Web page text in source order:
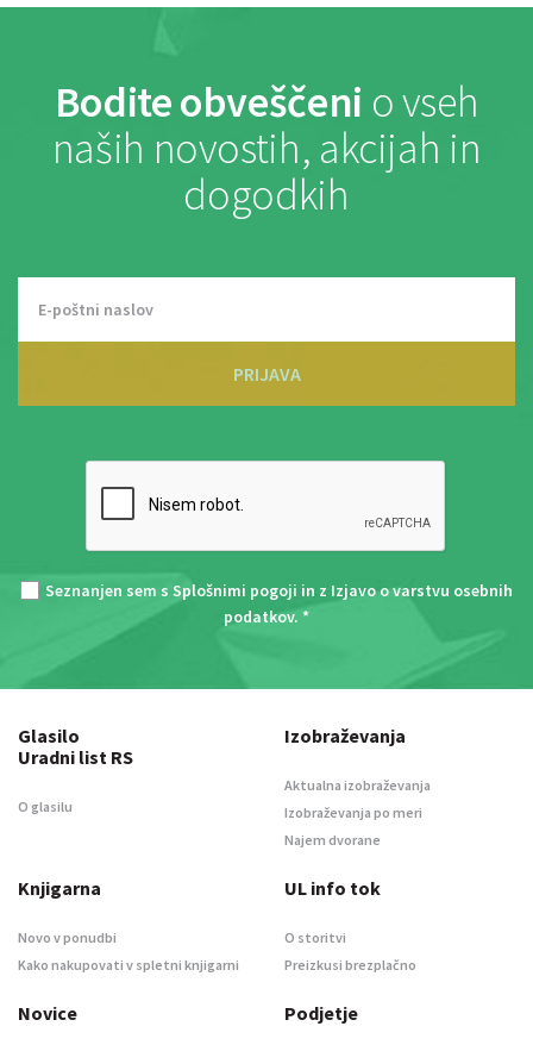
Bodite obveščeni o vseh
naših novostih, akcijah in
dogodkih
PRIJAVA
Seznanjen sem s Splošnimi pogoji in z Izjavo o varstvu osebnih
podatkov. *
Glasilo
Uradni list RS
O glasilu
Izobraževanja
Aktualna izobraževanja
Izobraževanja po meri
Najem dvorane
Knjigarna
Novo v ponudbi
Kako nakupovati v spletni knjigarni
UL info tok
O storitvi
Preizkusi brezplačno
Novice Podjetje